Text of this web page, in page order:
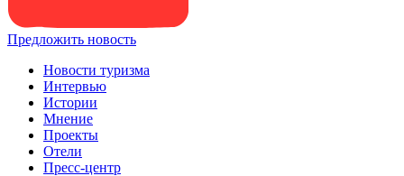
Предложить новость
Новости туризма
Интервью
Истории
Мнение
Проекты
Отели
Пресс-центр